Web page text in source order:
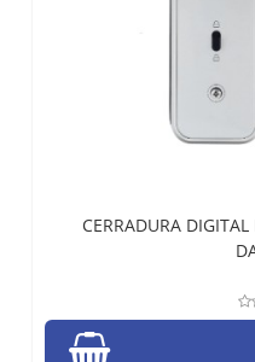
CERRADURA